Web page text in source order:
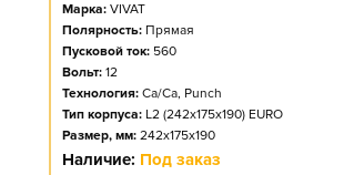
Марка: VIVAT
Полярность: Прямая
Пусковой ток: 560
Вольт: 12
Технология: Ca/Ca, Punch
Тип корпуса: L2 (242x175x190) EURO
Размер, мм: 242x175x190
Наличие: Под заказ